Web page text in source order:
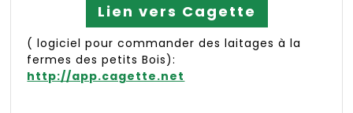
Lien vers Cagette
( logiciel pour commander des laitages à la
fermes des petits Bois):
http://app.cagette.net